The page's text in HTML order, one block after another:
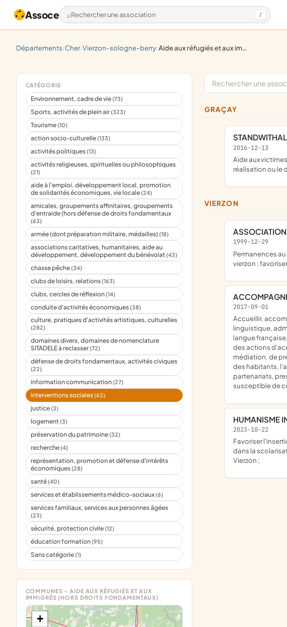
Assoce Rechercher une association /
départements/ cher/ vierzon-sologne-berry/ aide aux réfugiés et aux immigrés (hors droits fondamentaux)
CATÉGORIE
Environnement, cadre de vie(73)
Sports, activités de plein air(323)
Tourisme(10)
action socio-culturelle(133)
activités politiques(13)
activités religieuses, spirituelles ou philosophiques
(21)
aide à l'emploi, développement local, promotion
de solidarités économiques, vie locale(24)
amicales, groupements affinitaires, groupements
d'entraide (hors défense de droits fondamentaux
(63)
armée (dont préparation militaire, médailles)(18)
associations caritatives, humanitaires, aide au
développement, développement du bénévolat(43)
chasse pêche(34)
clubs de loisirs, relations(163)
clubs, cercles de réflexion(14)
conduite d'activités économiques(38)
culture, pratiques d'activités artistiques, culturelles
(282)
domaines divers, domaines de nomenclature
SITADELE à reclasser(72)
défense de droits fondamentaux, activités civiques
(22)
information communication(27)
interventions sociales(62)
justice(3)
logement(3)
préservation du patrimoine(32)
recherche(4)
représentation, promotion et défense d'intérêts
économiques(28)
santé(40)
services et établissements médico-sociaux(6)
services familiaux, services aux personnes âgées
(23)
sécurité, protection civile(12)
éducation formation(95)
Sans catégorie(1)
GRAÇAY
2016-12-13
aide aux victimes de la guerre en Syrie, et tous objets similaires, connexes ou complémentaires ou susceptibles d'en favoriser la
réalisation ou le
VIERZON
1999-12-29
Permanences au Clos du Roy pour l'accueil afin de faciliter les demarches admi- nistratives, consulaires ... des marocains resident Â
vierzon ;
2017-09-01
accueillir, accompagner et soutenir tout public, mineur ou majeur, notamment les personnes en situation de fragilité sociale,
linguistique,
langue
des actions
médiation, de
des habitants,
partenariats,
susceptible de
HUMANISME
2023-10-22
favoriser l'insertion professionnelle des migrants africains ; alphabétiser les femmes immigrées en provenance d'Afrique ; intervenir
dans la
Vierzon ;
COMMUNES - AIDE AUX RÉFUGIÉS ET AUX
IMMIGRÉS (HORS DROITS FONDAMENTAUX)
+